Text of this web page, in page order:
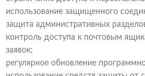
использование защищенного
защита административных
контроль доступа к почтовым
заявок;
регулярное обновление